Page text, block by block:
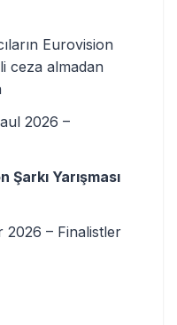
Eurovision
ceza almadan
2026 –
Yarışması
2026 – Finalistler